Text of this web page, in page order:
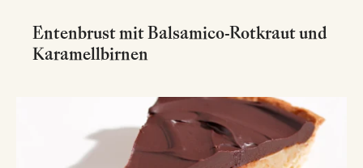
Entenbrust mit Balsamico-Rotkraut und
Karamellbirnen